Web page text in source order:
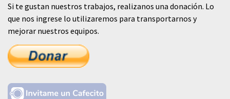
Si te gustan nuestros trabajos, realizanos una donación. Lo
que nos ingrese lo utilizaremos para transportarnos y
mejorar nuestros equipos.